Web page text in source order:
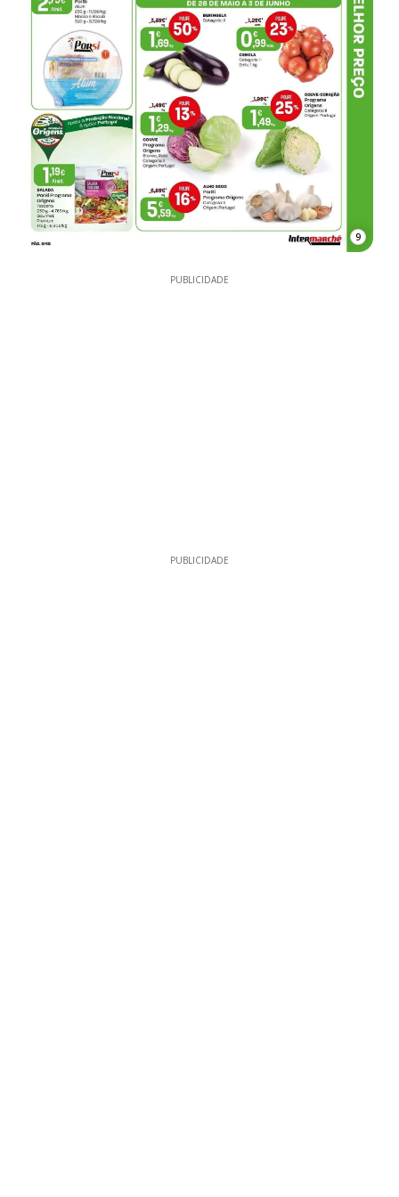
9
PUBLICIDADE
PUBLICIDADE